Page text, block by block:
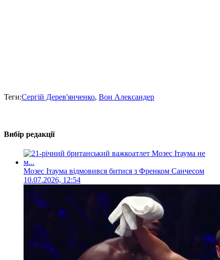
Теги:Сергій Дерев'янченко, Вон Александер
Вибір редакції
Мозес Ітаума відмовився битися з Френком Санчесом
10.07.2026, 12:54